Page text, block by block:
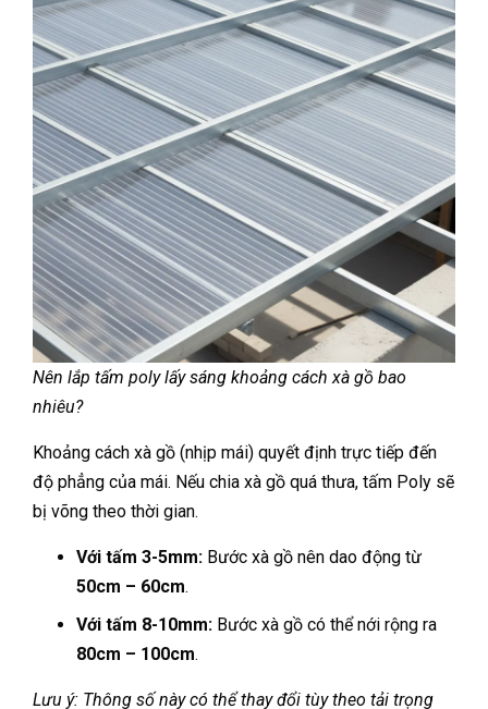
Nên lắp tấm poly lấy sáng khoảng cách xà gồ bao
nhiêu?
Khoảng cách xà gồ (nhịp mái) quyết định trực tiếp đến
độ phẳng của mái. Nếu chia xà gồ quá thưa, tấm Poly sẽ
bị võng theo thời gian.
Với tấm 3-5mm: Bước xà gồ nên dao động từ
50cm – 60cm.
Với tấm 8-10mm: Bước xà gồ có thể nới rộng ra
80cm – 100cm.
Lưu ý: Thông số này có thể thay đổi tùy theo tải trọng